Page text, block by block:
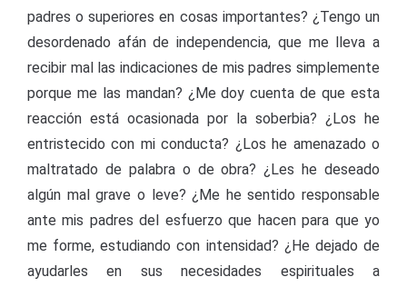
padres o superiores en cosas importantes? ¿Tengo un
desordenado afán de independencia, que me lleva a
recibir mal las indicaciones de mis padres simplemente
porque me las mandan? ¿Me doy cuenta de que esta
reacción está ocasionada por la soberbia? ¿Los he
entristecido con mi conducta? ¿Los he amenazado o
maltratado de palabra o de obra? ¿Les he deseado
algún mal grave o leve? ¿Me he sentido responsable
ante mis padres del esfuerzo que hacen para que yo
me forme, estudiando con intensidad? ¿He dejado de
ayudarles en sus necesidades espirituales a